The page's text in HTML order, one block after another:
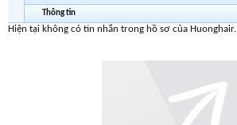
Thông tin
Hiện tại không có tin nhắn trong hồ sơ của Huonghair.